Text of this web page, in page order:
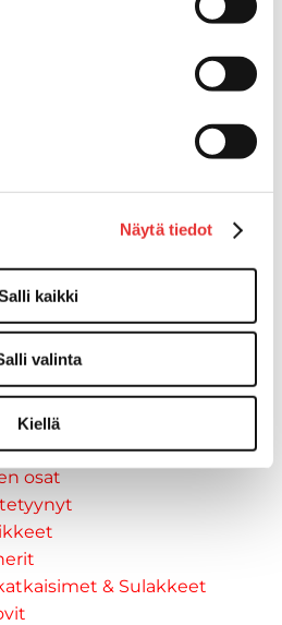
Näytä tiedot
kaikki
valinta
Kiellä
venevarusteet
Peitteet
& Kytkinpaneeli
osat
& Sulakkeet